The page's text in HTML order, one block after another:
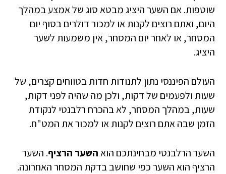
שוטפות. אם השער היציג מבטא סוג של אמצע במהלך
היום, ואתם רוצים לקנות או למכור דולרים בסוף יום
המסחר, או לאחר יום המסחר, אין משמעות לשער
היציג.
העולם הפיננסי נתון לתנודות חדות בטווחים קצרים, של
שעות ולפעמים של דקות, ולכן מה שהיה לפני דקות,
שעות, במהלך המסחר, לא בהכרח רלבנטי לנקודת
הזמן שבה אתם רוצים לקנות או למכור את המט"ח.
השער הרלבנטי מבחינתכם הואהשער הרציף. השער
הרציף הוא השער כפי שחושב בדקת המסחר האחרונה.